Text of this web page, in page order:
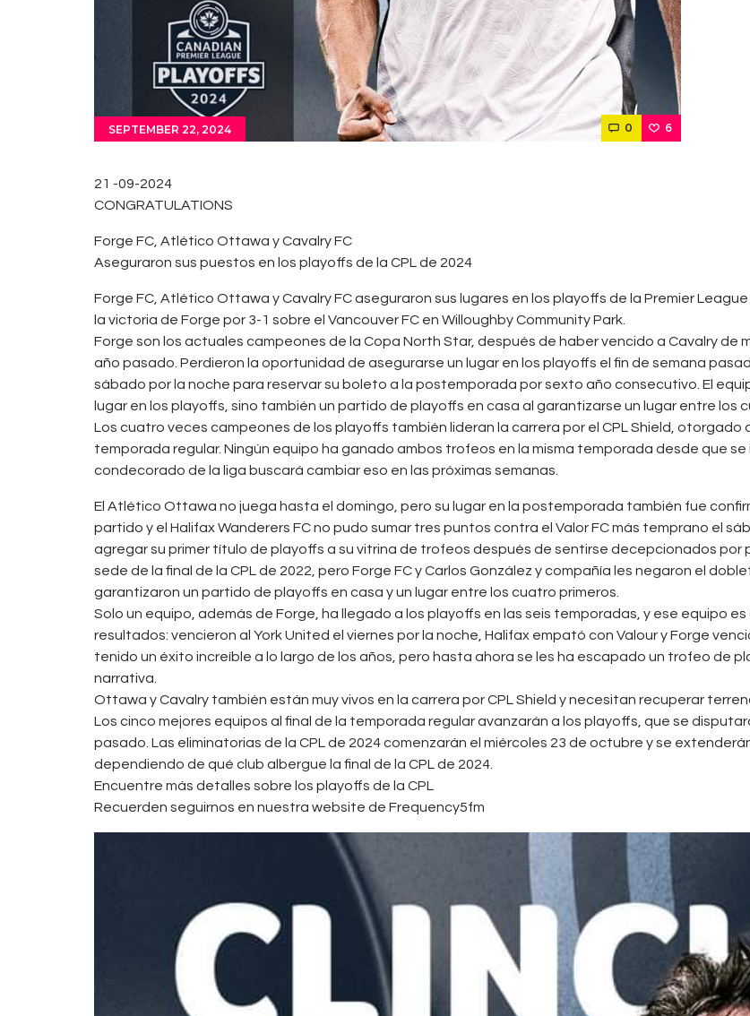
SEPTEMBER 22, 2024 0 6
21 -09-2024
CONGRATULATIONS
Forge FC, Atlético Ottawa y Cavalry FC
Aseguraron sus puestos en los playoffs de la CPL de 2024
Forge FC, Atlético Ottawa y Cavalry FC aseguraron sus lugares en los playoffs de la Premier
la victoria de Forge por 3-1 sobre el Vancouver FC en Willoughby Community Park.
Forge son los actuales campeones de la Copa North Star, después de haber vencido a Cavalry de
año pasado. Perdieron la oportunidad de asegurarse un lugar en los playoffs el fin de semana
sábado por la noche para reservar su boleto a la postemporada por sexto año consecutivo. El
lugar en los playoffs, sino también un partido de playoffs en casa al garantizarse un lugar entre los
Los cuatro veces campeones de los playoffs también lideran la carrera por el CPL Shield, otorgado
temporada regular. Ningún equipo ha ganado ambos trofeos en la misma temporada desde que se
condecorado de la liga buscará cambiar eso en las próximas semanas.
El Atlético Ottawa no juega hasta el domingo, pero su lugar en la postemporada también fue
partido y el Halifax Wanderers FC no pudo sumar tres puntos contra el Valor FC más temprano el
agregar su primer título de playoffs a su vitrina de trofeos después de sentirse decepcionados
sede de la final de la CPL de 2022, pero Forge FC y Carlos González y compañía les negaron el
garantizaron un partido de playoffs en casa y un lugar entre los cuatro primeros.
Solo un equipo, además de Forge, ha llegado a los playoffs en las seis temporadas, y ese equipo
resultados: vencieron al York United el viernes por la noche, Halifax empató con Valour y Forge
tenido un éxito increíble a lo largo de los años, pero hasta ahora se les ha escapado un trofeo de
narrativa.
Ottawa y Cavalry también están muy vivos en la carrera por CPL Shield y necesitan recuperar
Los cinco mejores equipos al final de la temporada regular avanzarán a los playoffs, que se
pasado. Las eliminatorias de la CPL de 2024 comenzarán el miércoles 23 de octubre y se
dependiendo de qué club albergue la final de la CPL de 2024.
Encuentre más detalles sobre los playoffs de la CPL
Recuerden seguirnos en nuestra website de Frequency5fm